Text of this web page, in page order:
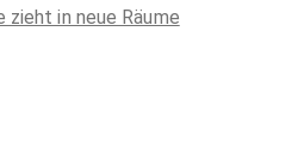
in neue Räume